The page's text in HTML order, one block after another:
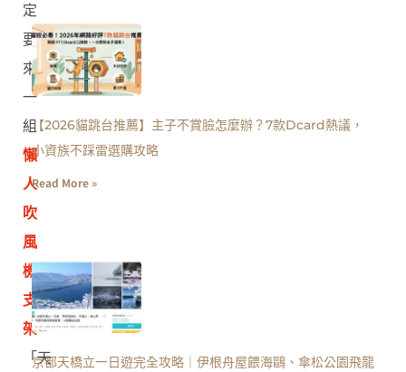
定
要
來
一
組
懶
人
吹
風
機
支
架
「天
【2026貓跳台推薦】主子不賞臉怎麼辦？7款Dcard熱議，
小資族不踩雷選購攻略
Read More »
京都天橋立一日遊完全攻略｜伊根舟屋餵海鷗、傘松公園飛龍